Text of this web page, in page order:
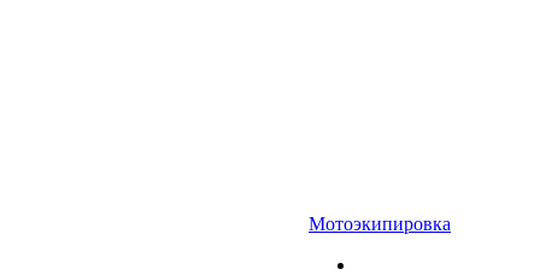
Мотоэкипировка